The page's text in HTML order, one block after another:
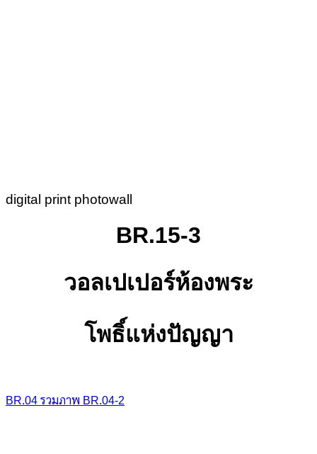
digital print photowall
BR.15-3
วอลเปเปอร์ห้องพระ
โพธิ์แห่งปัญญา
BR.04 รวมภาพ BR.04-2